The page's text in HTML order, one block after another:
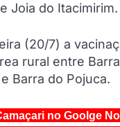
Joia do Itacimirim.
(20/7) a
rural entre
Barra do Pojuca.
no Goolge